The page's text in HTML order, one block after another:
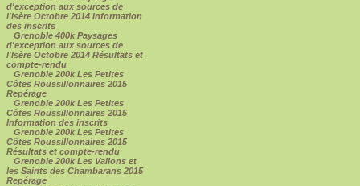
d'exception aux sources de
l'Isère Octobre 2014 Information
des inscrits
Grenoble 400k Paysages
d'exception aux sources de
l'Isère Octobre 2014 Résultats et
compte-rendu
Grenoble 200k Les Petites
Côtes Roussillonnaires 2015
Repérage
Grenoble 200k Les Petites
Côtes Roussillonnaires 2015
Information des inscrits
Grenoble 200k Les Petites
Côtes Roussillonnaires 2015
Résultats et compte-rendu
Grenoble 200k Les Vallons et
les Saints des Chambarans 2015
Repérage